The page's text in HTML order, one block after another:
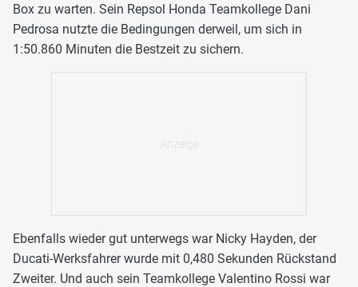
Box zu warten. Sein Repsol Honda Teamkollege Dani
Pedrosa nutzte die Bedingungen derweil, um sich in
1:50.860 Minuten die Bestzeit zu sichern.
Ebenfalls wieder gut unterwegs war Nicky Hayden, der
Ducati-Werksfahrer wurde mit 0,480 Sekunden Rückstand
Zweiter. Und auch sein Teamkollege Valentino Rossi war